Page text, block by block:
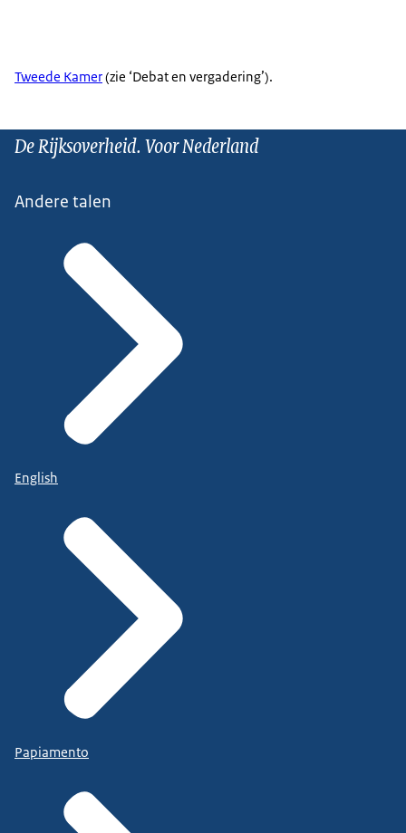
Tweede Kamer(zie ‘Debat en vergadering’).
De Rijksoverheid. Voor Nederland
Andere talen
English
Papiamento